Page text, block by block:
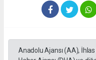
Anadolu Ajansı (AA),